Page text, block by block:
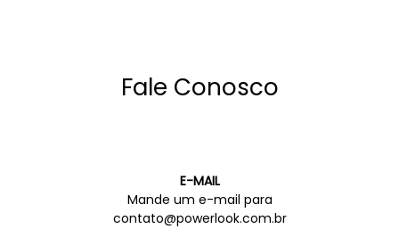
Fale Conosco
E-MAIL
Mande um e-mail para
contato@powerlook.com.br